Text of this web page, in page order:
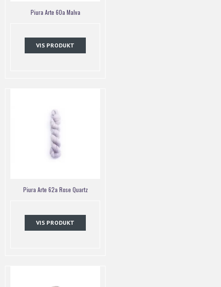
Piura Arte 60a Malva
VIS PRODUKT
Piura Arte 62a Rose Quartz
VIS PRODUKT